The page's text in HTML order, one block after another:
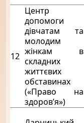
12
Центр
допомоги
дівчатам та
молодим
жінкам в
складних
життєвих
обставинах
(«Право на
здоров’я»)